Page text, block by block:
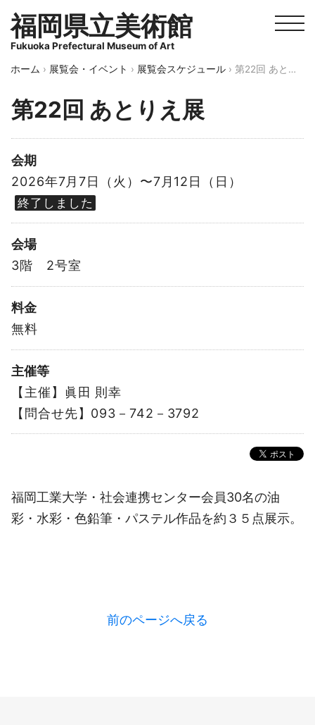
福岡県立美術館
Fukuoka Prefectural Museum of Art
ホーム › 展覧会・イベント › 展覧会スケジュール › 第22回 あとりえ展
第22回 あとりえ展
会期
2026年7月7日（火）〜7月12日（日）
終了しました
会場
3階 2号室
料金
無料
主催等
【主催】眞田 則幸
【問合せ先】093－742－3792
福岡工業大学・社会連携センター会員30名の油
彩・水彩・色鉛筆・パステル作品を約３５点展示。
前のページへ戻る